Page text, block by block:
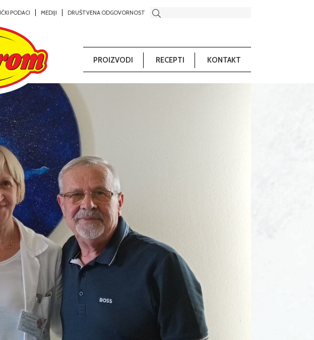
PODACI MEDIJI DRUŠTVENA ODGOVORNOST
PROIZVODI RECEPTI KONTAKT